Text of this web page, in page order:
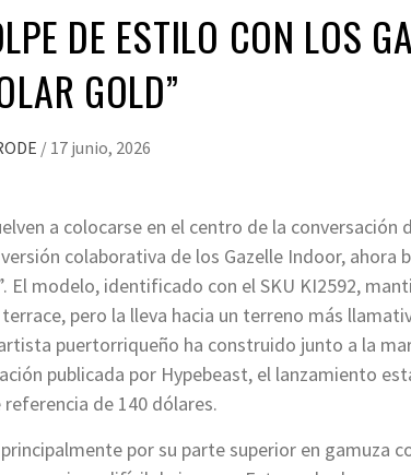
DE ESTILO CON LOS
GOLD”
/ 17 junio, 2026
a colocarse en el centro de la
colaborativa de los Gazelle Indoor, ahora
El modelo, identificado con el SKU KI2592,
pero la lleva hacia un terreno más
puertorriqueño ha construido junto a la
publicada por Hypebeast, el lanzamiento
de 140 dólares.
por su parte superior en gamuza